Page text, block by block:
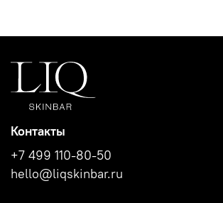
Контакты
+7 499 110-80-50
hello@liqskinbar.ru